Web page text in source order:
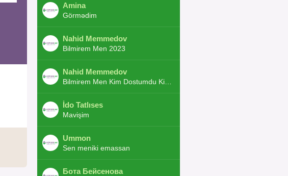
Amina
Görmədim
Nahid Memmedov
Bilmirem Men 2023
Nahid Memmedov
İdo Tatlıses
Mavişim
Ummon
Sen meniki emassan
Бота Бейсенова